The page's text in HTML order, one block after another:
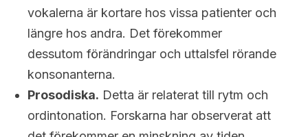
vokalerna är kortare hos vissa patienter och
längre hos andra. Det förekommer
dessutom förändringar och uttalsfel rörande
konsonanterna.
Prosodiska. Detta är relaterat till rytm och
ordintonation. Forskarna har observerat att